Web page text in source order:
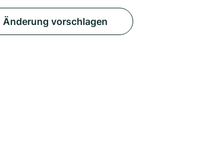
Änderung vorschlagen